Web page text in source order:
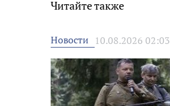
Читайте также
Новости 10.08.2026 02:03